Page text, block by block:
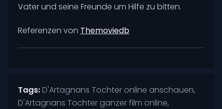
Vater und seine Freunde um Hilfe zu bitten.
Referenzen von Themoviedb
Tags: D'Artagnans Tochter online anschauen,
D'Artagnans Tochter ganzer film online,